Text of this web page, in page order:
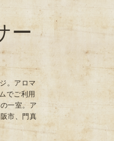
ー
。アロマ
でご利用
一室。ア
市、門真